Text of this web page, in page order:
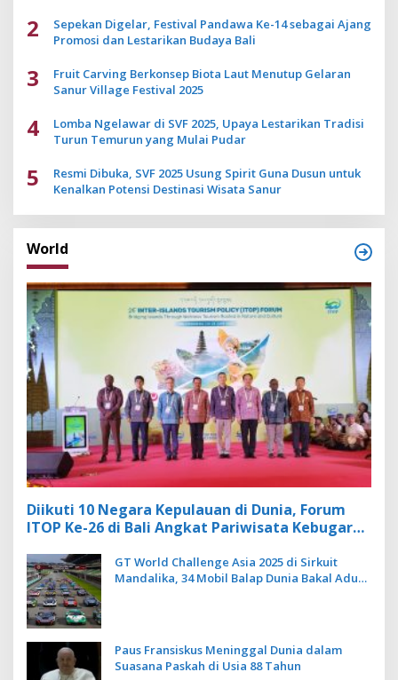
2
Sepekan Digelar, Festival Pandawa Ke-14 sebagai Ajang
Promosi dan Lestarikan Budaya Bali
3
Fruit Carving Berkonsep Biota Laut Menutup Gelaran
Sanur Village Festival 2025
4
Lomba Ngelawar di SVF 2025, Upaya Lestarikan Tradisi
Turun Temurun yang Mulai Pudar
5
Resmi Dibuka, SVF 2025 Usung Spirit Guna Dusun untuk
Kenalkan Potensi Destinasi Wisata Sanur
World
Diikuti 10 Negara Kepulauan di Dunia, Forum
ITOP Ke-26 di Bali Angkat Pariwisata Kebugaran
GT World Challenge Asia 2025 di Sirkuit
Mandalika, 34 Mobil Balap Dunia Bakal Adu
Paus Fransiskus Meninggal Dunia dalam
Suasana Paskah di Usia 88 Tahun